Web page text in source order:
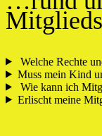
Welche Rechte
Muss mein Kind
Wie kann ich
Erlischt meine